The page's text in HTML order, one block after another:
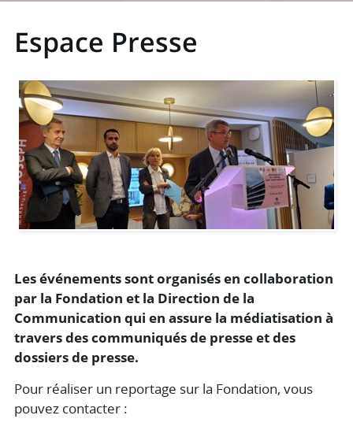
Espace Presse
Les événements sont organisés en collaboration
par la Fondation et la Direction de la
Communication qui en assure la médiatisation à
travers des communiqués de presse et des
dossiers de presse.
Pour réaliser un reportage sur la Fondation, vous
pouvez contacter :